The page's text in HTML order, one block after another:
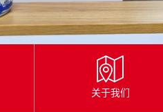
关于我们